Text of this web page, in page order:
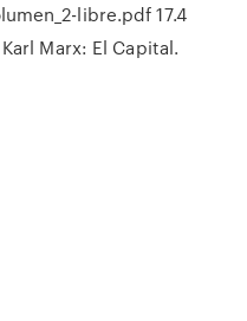
libre.pdf 17.4
Marx: El Capital.